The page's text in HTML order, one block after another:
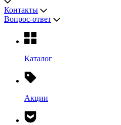
Контакты
Вопрос-ответ
Каталог
Акции